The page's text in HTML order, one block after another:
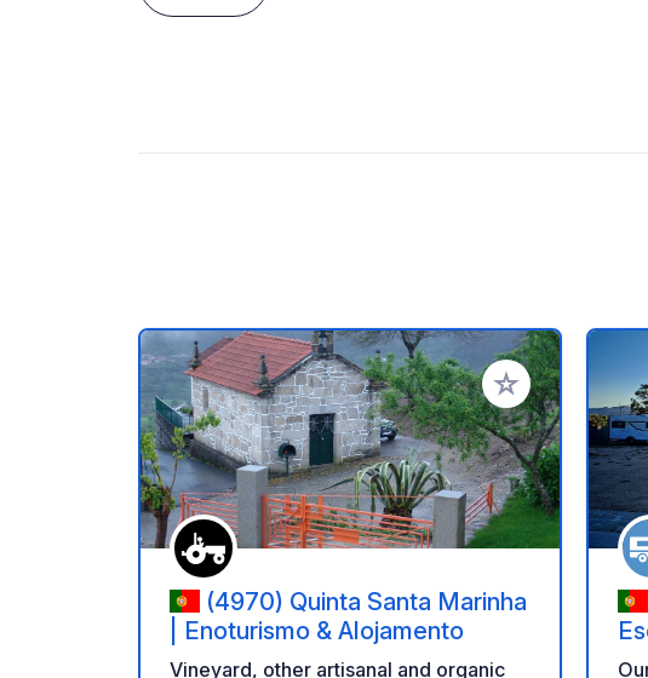
Add to your
(4970) Quinta Santa Marinha
| Enoturismo & Alojamento
Vineyard, other artisanal and organic